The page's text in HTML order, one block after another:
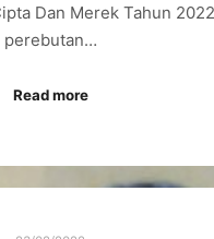
Dan Merek Tahun
perebutan…
Read more